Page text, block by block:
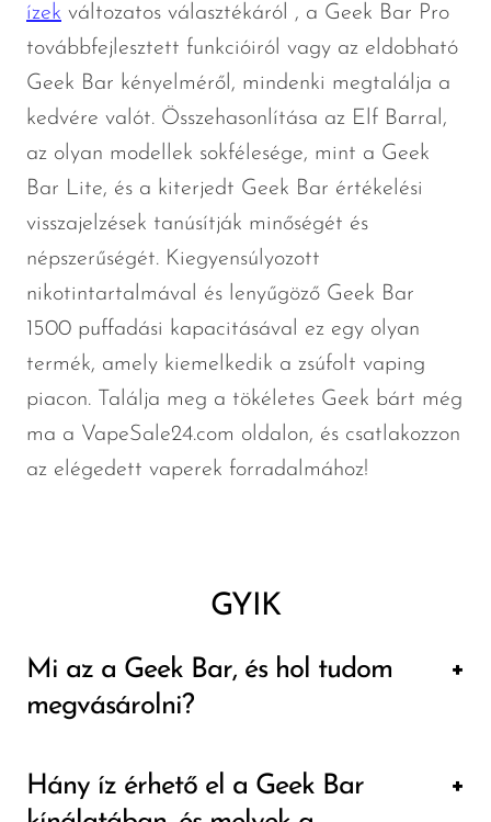
ízek változatos választékáról , a Geek Bar Pro
továbbfejlesztett funkcióiról vagy az eldobható
Geek Bar kényelméről, mindenki megtalálja a
kedvére valót. Összehasonlítása az Elf Barral,
az olyan modellek sokfélesége, mint a Geek
Bar Lite, és a kiterjedt Geek Bar értékelési
visszajelzések tanúsítják minőségét és
népszerűségét. Kiegyensúlyozott
nikotintartalmával és lenyűgöző Geek Bar
1500 puffadási kapacitásával ez egy olyan
termék, amely kiemelkedik a zsúfolt vaping
piacon. Találja meg a tökéletes Geek bárt még
ma a VapeSale24.com oldalon, és csatlakozzon
az elégedett vaperek forradalmához!
GYIK
Mi az a Geek Bar, és hol tudom
megvásárolni?
A Geek Bar az eldobható gőzölő készülékek
híres márkája, amely széles ízválasztékáról és
Hány íz érhető el a Geek Bar